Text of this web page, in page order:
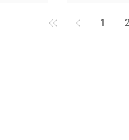
8 Z 3
1